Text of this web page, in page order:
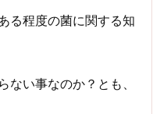
る程度の菌に関する知
ない事なのか？とも、